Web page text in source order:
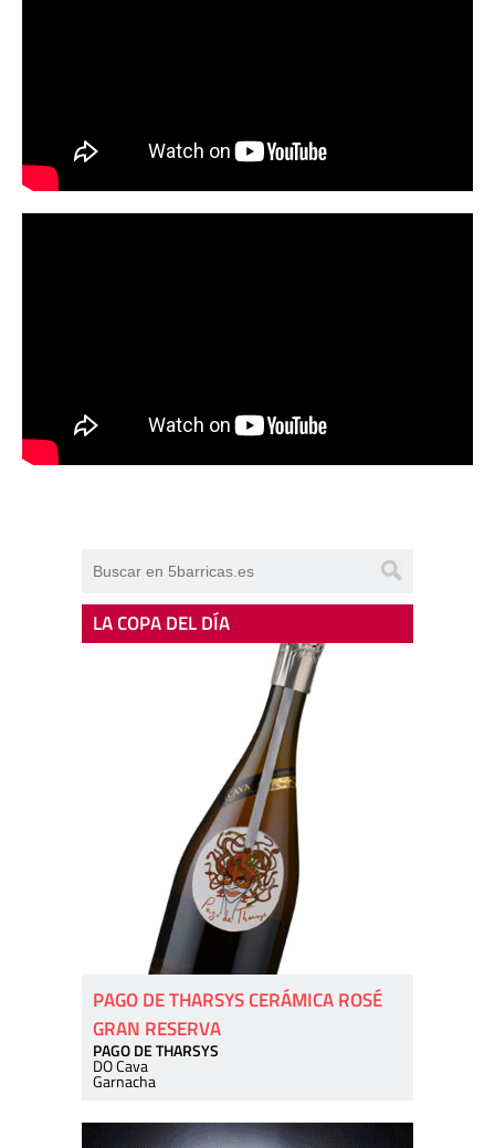
LA COPA DEL DÍA
PAGO DE THARSYS CERÁMICA ROSÉ
GRAN RESERVA
PAGO DE THARSYS
DO Cava
Garnacha